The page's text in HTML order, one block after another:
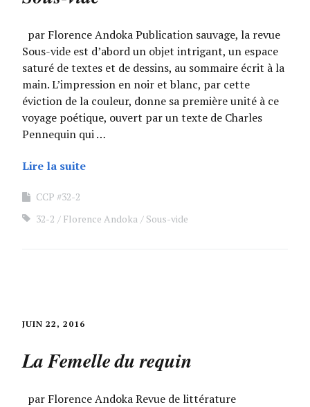
par Florence Andoka Publication sauvage, la revue
Sous-vide est d’abord un objet intrigant, un espace
saturé de textes et de dessins, au sommaire écrit à la
main. L’impression en noir et blanc, par cette
éviction de la couleur, donne sa première unité à ce
voyage poétique, ouvert par un texte de Charles
Pennequin qui …
Lire la suite
CCP #32-2
32-2
Florence Andoka Sous-vide
JUIN 22, 2016
La Femelle du requin
par Florence Andoka Revue de littérature